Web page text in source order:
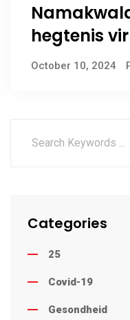
hegtenis
October 10, 2024
Categories
25
Covid-19
Gesondheid